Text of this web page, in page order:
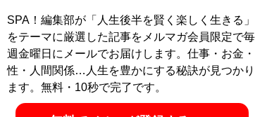
SPA！編集部が「人生後半を賢く楽しく生きる」
をテーマに厳選した記事をメルマガ会員限定で毎
週金曜日にメールでお届けします。仕事・お金・
性・人間関係…人生を豊かにする秘訣が見つかり
ます。無料・10秒で完了です。